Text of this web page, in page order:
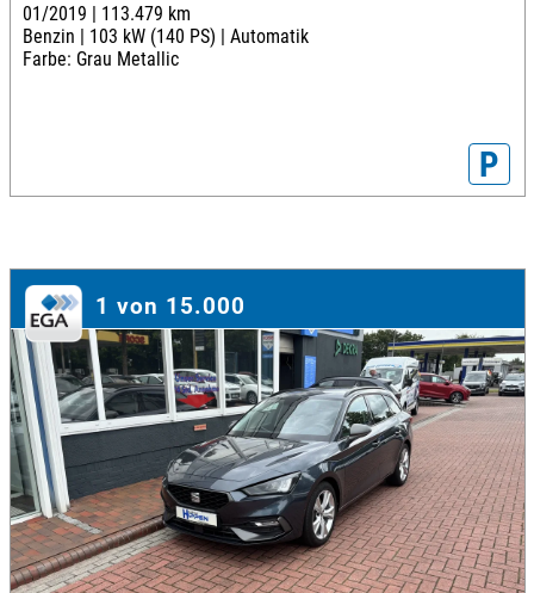
01/2019 | 113.479 km
Benzin | 103 kW (140 PS) | Automatik
Farbe: Grau Metallic
P
1 von 15.000